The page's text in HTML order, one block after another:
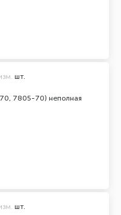
7805-70) неполная
шт.
шт.